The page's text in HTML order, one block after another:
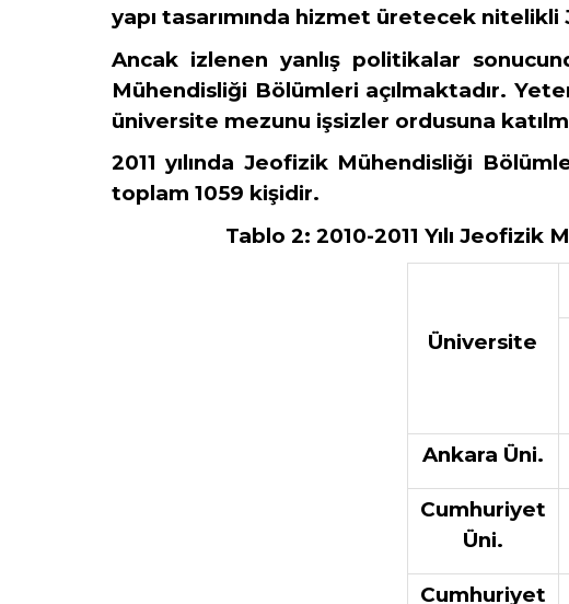
yapı tasarımında hizmet üretecek
Ancak izlenen yanlış politikalar
Mühendisliği Bölümleri açılmaktadır.
üniversite mezunu işsizler ordusuna
2011 yılında Jeofizik Mühendisliği
toplam 1059 kişidir.
Tablo 2: 2010-2011 Yılı Jeofizik
Üniversite
Ankara Üni.
Cumhuriyet
Üni.
Cumhuriyet